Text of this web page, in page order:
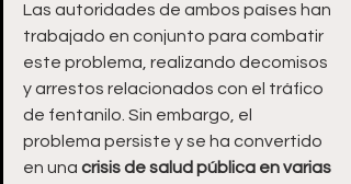
Las autoridades de ambos países han
trabajado en conjunto para combatir
este problema, realizando decomisos
y arrestos relacionados con el tráfico
de fentanilo. Sin embargo, el
problema persiste y se ha convertido
en una crisis de salud pública en varias